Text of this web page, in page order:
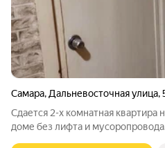
Самара, Дальневосточная улица,
Сдается 2-х комнатная квартира
доме без лифта и